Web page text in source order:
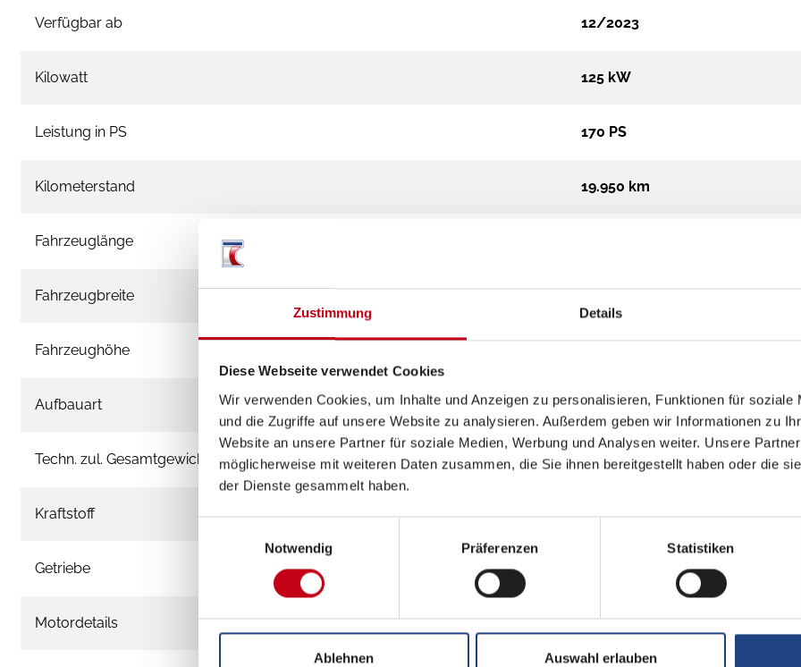
Zustimmung Details
Diese Webseite verwendet Cookies
Wir verwenden Cookies, um Inhalte und Anzeigen zu personalisieren, Funktionen für soziale
und die Zugriffe auf unsere Website zu analysieren. Außerdem geben wir Informationen zu
Website an unsere Partner für soziale Medien, Werbung und Analysen weiter. Unsere
möglicherweise mit weiteren Daten zusammen, die Sie ihnen bereitgestellt haben oder die
der Dienste gesammelt haben.
Notwendig
Präferenzen Statistiken
Ablehnen Auswahl erlauben
Verfügbar ab 12/2023
Kilowatt 125 kW
Leistung in PS 170 PS
Kilometerstand 19.950 km
Fahrzeuglänge
Fahrzeugbreite
Fahrzeughöhe
Aufbauart Teilintegriert
Techn. zul. Gesamtgewicht 4.500 kg
Kraftstoff Diesel
Getriebe
Motordetails 2,0 l CDI